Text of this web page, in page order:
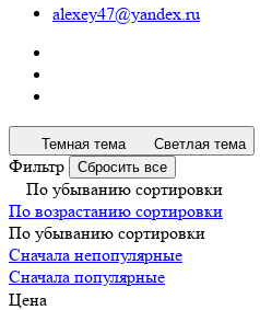
alexey47@yandex.ru
Темная тема Светлая тема
Фильтр Сбросить все
По убыванию сортировки
По возрастанию сортировки
По убыванию сортировки
Сначала непопулярные
Сначала популярные
Цена